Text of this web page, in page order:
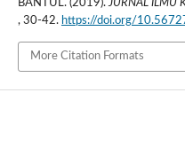
BANTUL. (2019).JURNAL ILMU
, 30-42. https://doi.org/
More Citation Formats